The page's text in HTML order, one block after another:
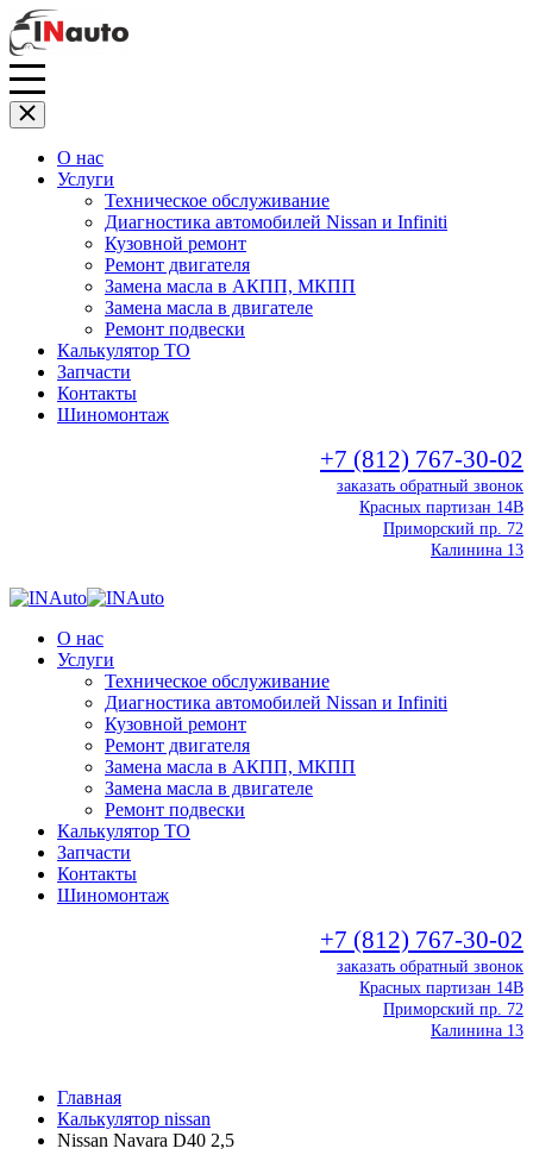
О нас
Услуги
Техническое обслуживание
Диагностика автомобилей Nissan и Infiniti
Кузовной ремонт
Ремонт двигателя
Замена масла в АКПП, МКПП
Замена масла в двигателе
Ремонт подвески
Калькулятор ТО
Запчасти
Контакты
Шиномонтаж
+7 (812) 767-30-02
заказать обратный звонок
Красных партизан 14В
Приморский пр. 72
Калинина 13
О нас
Услуги
Техническое обслуживание
Диагностика автомобилей Nissan и Infiniti
Кузовной ремонт
Ремонт двигателя
Замена масла в АКПП, МКПП
Замена масла в двигателе
Ремонт подвески
Калькулятор ТО
Запчасти
Контакты
Шиномонтаж
+7 (812) 767-30-02
заказать обратный звонок
Красных партизан 14В
Приморский пр. 72
Калинина 13
Главная
Калькулятор nissan
Nissan Navara D40 2,5